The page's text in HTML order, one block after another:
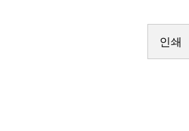
인쇄